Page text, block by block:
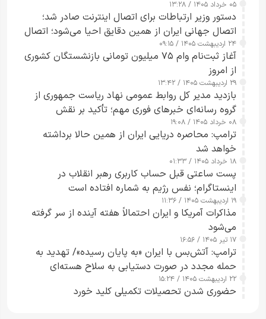
۰۵ خرداد ۱۴۰۵ / ۱۳:۲۸
دستور وزیر ارتباطات برای اتصال اینترنت صادر شد؛
اتصال جهانی ایران از همین دقایق احیا می‌شود؛ اتصال
کامل مردم تا ۲۴ ساعت آینده
۲۴ اردیبهشت ۱۴۰۵ / ۰۹:۱۵
آغاز ثبت‌نام وام ۷۵ میلیون تومانی بازنشستگان کشوری
از امروز
۲۹ اردیبهشت ۱۴۰۵ / ۱۳:۴۲
بازدید مدیر کل روابط عمومی نهاد ریاست جمهوری از
گروه رسانه‌ای خبرهای فوری مهم؛ تأکید بر نقش
رسانه‌های هوشمند و مسئول در ارتقای آگاهی عمومی
۰۸ خرداد ۱۴۰۵ / ۱۹:۰۸
ترامپ: محاصره دریایی ایران از همین حالا برداشته
خواهد شد
۱۸ خرداد ۱۴۰۵ / ۰۱:۳۳
پست ساعتی قبل حساب کاربری رهبر انقلاب در
اینستاگرام؛ نفس رژیم به شماره افتاده است​
۱۹ اردیبهشت ۱۴۰۵ / ۱۱:۳۶
مذاکرات آمریکا و ایران احتمالاً هفته آینده از سر گرفته
می‌شود
۱۷ تیر ۱۴۰۵ / ۱۶:۵۶
ترامپ: آتش‌بس با ایران «به پایان رسیده»/ تهدید به
حمله مجدد در صورت دستیابی به سلاح هسته‌ای
۲۲ اردیبهشت ۱۴۰۵ / ۱۵:۲۴
حضوری شدن تحصیلات تکمیلی کلید خورد